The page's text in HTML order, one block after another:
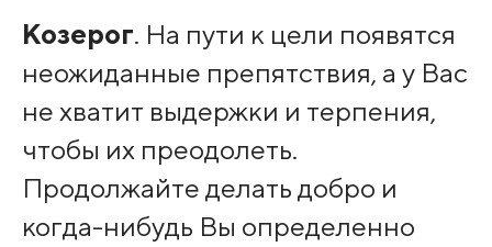
Козерог. На пути к цели появятся
неожиданные препятствия, а у Вас
не хватит выдержки и терпения,
чтобы их преодолеть.
Продолжайте делать добро и
когда-нибудь Вы определенно